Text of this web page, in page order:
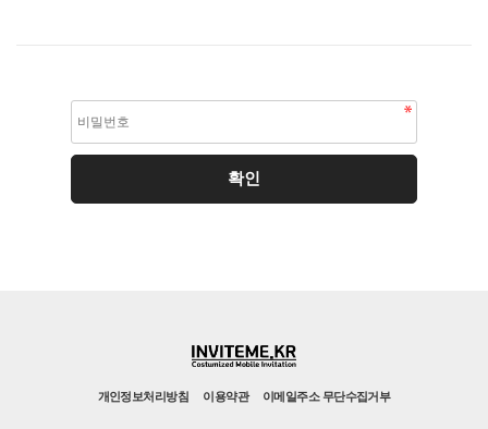
개인정보처리방침 이용약관 이메일주소 무단수집거부